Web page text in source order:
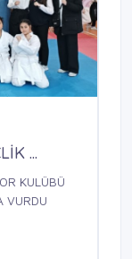
...
KULÜBÜ
VURDU